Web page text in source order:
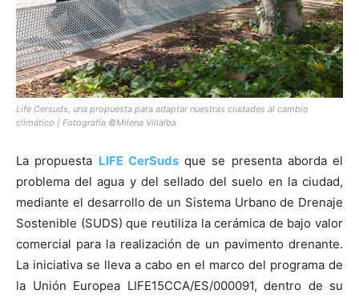
Life Cersuds, una propuesta para adaptar nuestras ciudades al cambio
climático | Fotografía ©Milena Villalba
La propuesta LIFE CerSudsque se presenta aborda el
problema del agua y del sellado del suelo en la ciudad,
mediante el desarrollo de un Sistema Urbano de Drenaje
Sostenible (SUDS) que reutiliza la cerámica de bajo valor
comercial para la realización de un pavimento drenante.
La iniciativa se lleva a cabo en el marco del programa de
la Unión Europea LIFE15CCA/ES/000091, dentro de su